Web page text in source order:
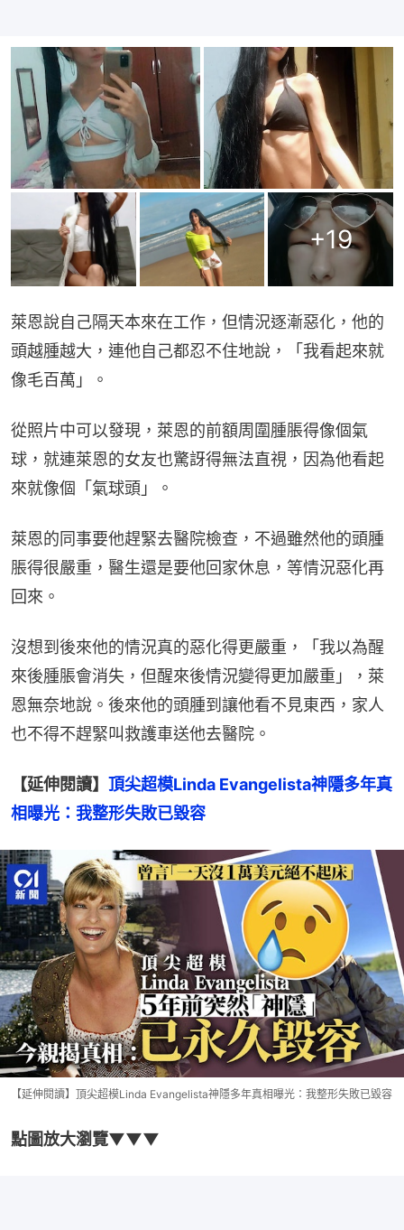
+19
萊恩說自己隔天本來在工作，但情況逐漸惡化，他的
頭越腫越大，連他自己都忍不住地說，「我看起來就
像毛百萬」。
從照片中可以發現，萊恩的前額周圍腫脹得像個氣
球，就連萊恩的女友也驚訝得無法直視，因為他看起
來就像個「氣球頭」。
萊恩的同事要他趕緊去醫院檢查，不過雖然他的頭腫
脹得很嚴重，醫生還是要他回家休息，等情況惡化再
回來。
沒想到後來他的情況真的惡化得更嚴重，「我以為醒
來後腫脹會消失，但醒來後情況變得更加嚴重」，萊
恩無奈地說。後來他的頭腫到讓他看不見東西，家人
也不得不趕緊叫救護車送他去醫院。
【延伸閱讀】 頂尖超模Linda Evangelista神隱多年真
相曝光：我整形失敗已毀容
【延伸閱讀】頂尖超模Linda Evangelista神隱多年真相曝光：我整形失敗已毀容
點圖放大瀏覽▼▼▼